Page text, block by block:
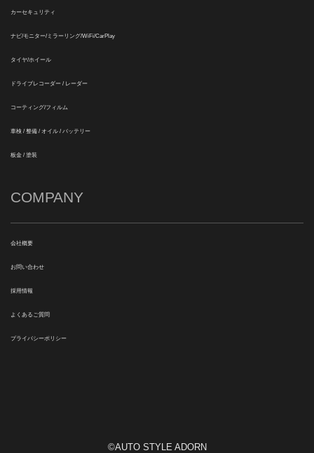
カーセキュリティ
ナビ/モニター/ミラーリング/WiFi/CarPlay
タイヤ/ホイール
ドライブレコーダー / レーダー
コーティング/フィルム
車検 / 整備 / オイル / バッテリー
板金 / 塗装
COMPANY
会社概要
お問い合わせ
採用情報
よくあるご質問
プライバシーポリシー
©AUTO STYLE ADORN